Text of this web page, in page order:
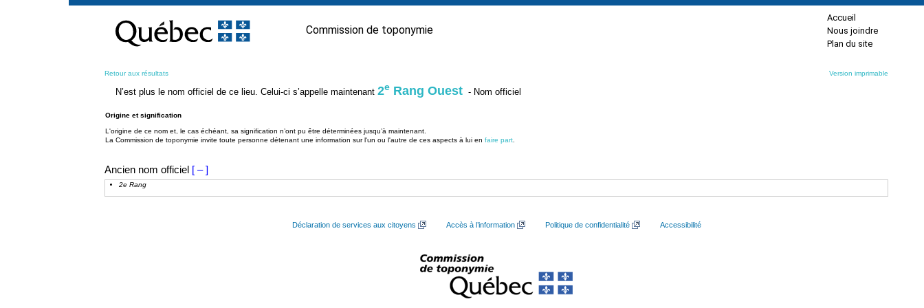
contenu
Commission de toponymie
Accueil
Nous joindre
Plan du site
Retour aux résultats Version imprimable
N’est plus le nom officiel de ce lieu. Celui-ci s’appelle maintenant 2e Rang Ouest - Nom officiel
Origine et signification
L'origine de ce nom et, le cas échéant, sa signification n’ont pu être déterminées jusqu’à maintenant.
La Commission de toponymie invite toute personne détenant une information sur l'un ou l'autre de ces aspects à lui en faire part
Ancien nom officiel [ – ]
2e Rang
Déclaration de services aux citoyens Accès à l’information Politique de confidentialité Accessibilité